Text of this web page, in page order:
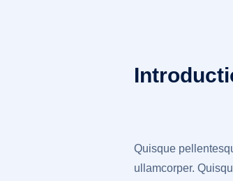
Quisque
ullamcorper.